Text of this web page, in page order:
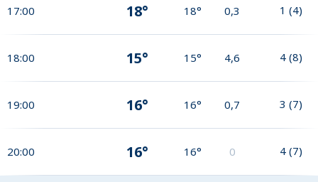
17:00 18° 18° 0,3 1 (4)
18:00 15° 15° 4,6 4 (8)
19:00 16° 16° 0,7 3 (7)
20:00 16° 16° 0 4 (7)